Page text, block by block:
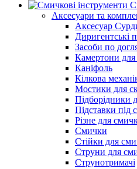
Аксесуари та
Аксесуар
Диригентські
Засоби по
Камертони
Каніфоль
Кілкова
Мостики для
Підборiдники
Підставки під
Різне для
Смички
Стійки для
Струни для
Струнотримачі